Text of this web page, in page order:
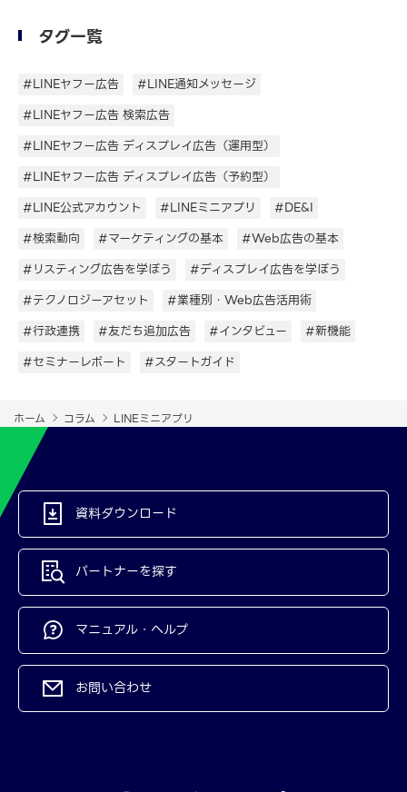
タグ一覧
#LINEヤフー広告
#LINE通知メッセージ
#LINEヤフー広告 検索広告
#LINEヤフー広告 ディスプレイ広告（運用型）
#LINEヤフー広告 ディスプレイ広告（予約型）
#LINE公式アカウント
#LINEミニアプリ
#DE&I
#検索動向
#マーケティングの基本
#Web広告の基本
#リスティング広告を学ぼう
#ディスプレイ広告を学ぼう
#テクノロジーアセット
#業種別・Web広告活用術
#行政連携
#友だち追加広告 #インタビュー
#新機能
#セミナーレポート
#スタートガイド
ホーム コラム LINEミニアプリ
資料ダウンロード
パートナーを探す
マニュアル・ヘルプ
お問い合わせ